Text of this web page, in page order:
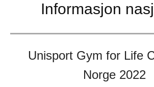
Informasjon
Unisport Gym for Life
Norge 2022